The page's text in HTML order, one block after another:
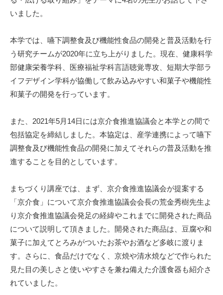
いました。
本学では、嚥下調整食及び機能性食品の開発と普及活動を行
う研究チームが2020年に立ち上がりました。現在、健康科学
部健康栄養学科、医療福祉学科言語聴覚専攻、短期大学部ラ
イフデザイン学科が協働して飲み込みやすい和菓子や機能性
和菓子の開発を行っています。
また、 2021年5月 14日には京介食推進協議会と本学との間で
包括協定を締結しました。本協定は、産学連携によって嚥下
調整食及び機能性食品の開発に加えてそれらの普及活動を推
進することを目的としています。
まちづくり講座では、まず、京介食推進協議会が提案する
「京介食」について京介食推進協議会会長の荒金秀樹先生よ
り京介食推進協議会発足の経緯やこれまでに開発された商品
について説明して頂きました。開発された商品は、豆腐や和
菓子に加えてとろみがついたお茶やお酒など多岐に渡りま
す。さらに、食品だけでなく、京焼や清水焼などで作られた
見た目の美しさと使いやすさを兼ね備えた介護食器も紹介さ
れていました。